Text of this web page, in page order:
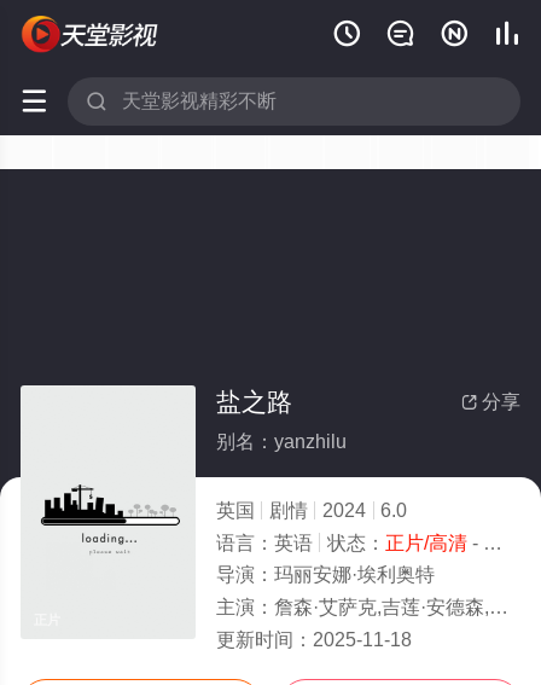
   
 
 分享
盐之路
别名：yanzhilu
英国 剧情 2024
6.0
语言： 英语 状态： 正片/高清- 免费在线观看
导演： 玛丽安娜·埃利奥特
主演： 詹森·艾萨克,吉莲·安德森,丽贝卡·尹爱森,詹姆斯·兰斯,赫米奥娜·诺里斯,安格斯·瑞特,劳埃德·哈钦森,玛丽
更新时间： 2025-11-18